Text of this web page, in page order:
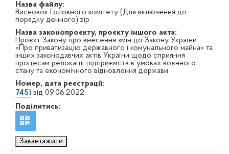
Назва файлу:
Висновок Головного комітету (Для включення до
порядку денного).zip
Назва законопроєкту, проєкту іншого акта:
Проєкт Закону про внесення змін до Закону України
«Про приватизацію державного і комунального майна» та
інших законодавчих актів України щодо сприяння
процесам релокації підприємств в умовах воєнного
стану та економічного відновлення держави
Номер, дата реєстрації:
7451 від 09.06.2022
Поділитись:
Завантажити